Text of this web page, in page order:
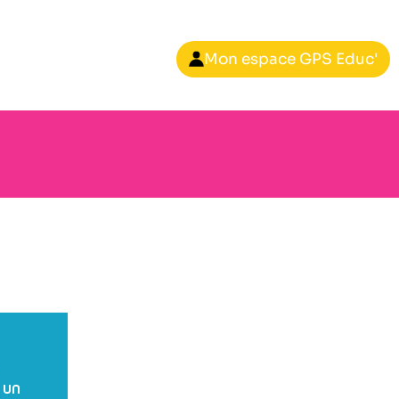
Mon espace GPS Educ'